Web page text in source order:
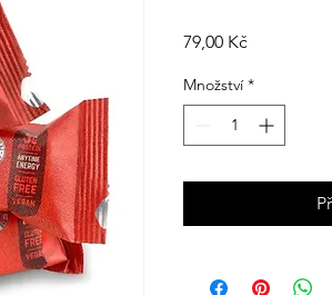
79,00 KčCena
Množství *